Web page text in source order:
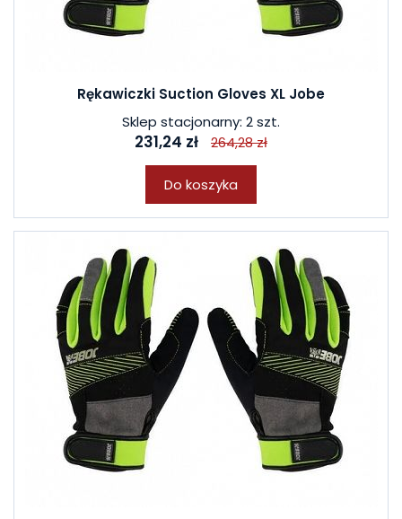
Rękawiczki Suction Gloves XL Jobe
Sklep stacjonarny: 2 szt.
231,24 zł 264,28 zł
Do koszyka